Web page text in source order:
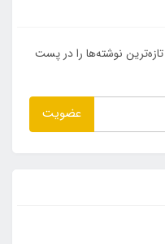
نوشته‌ها را در پست
عضویت